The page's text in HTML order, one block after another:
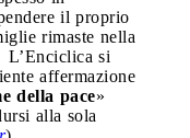
il proprio
rimaste nella
L’Enciclica si
affermazione
della pace»
alla sola